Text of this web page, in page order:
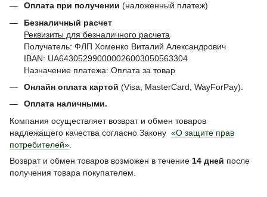
Оплата при получении (наложенный платеж)
Безналичный расчет
Реквизиты для безналичного расчета
Получатель: ФЛП Хоменко Виталий Александрович
IBAN: UA643052990000026003050563304
Назначение платежа: Оплата за товар
Онлайн оплата картой (Visa, MasterCard, WayForPay).
Оплата наличными.
Компания осуществляет возврат и обмен товаров
надлежащего качества согласно Закону «О защите прав
потребителей»
Возврат и обмен товаров возможен в течение 14 дней после
получения товара покупателем.